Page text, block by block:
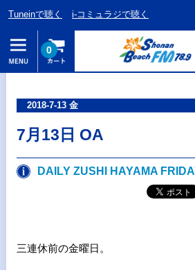
Tuneinで聴く i-コミュラジで聴く
0
2018-7-13 金
7月13日 OA
DAILY ZUSHI HAYAMA
三連休前の金曜日。